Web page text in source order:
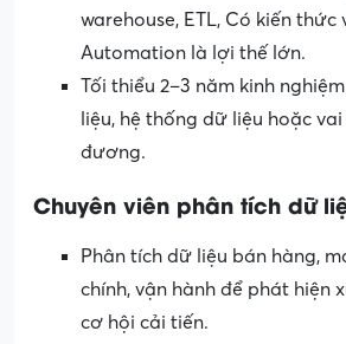
warehouse, ETL, Có kiến thức
Automation là lợi thế lớn.
Tối thiểu 2–3 năm kinh
liệu, hệ thống dữ liệu hoặc
đương.
Chuyên viên phân tích dữ
Phân tích dữ liệu bán hàng,
chính, vận hành để phát hiện
cơ hội cải tiến.